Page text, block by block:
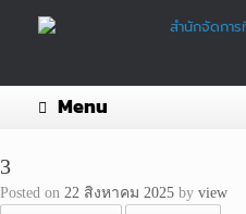
Menu
3
Posted on 22 สิงหาคม 2025 by view